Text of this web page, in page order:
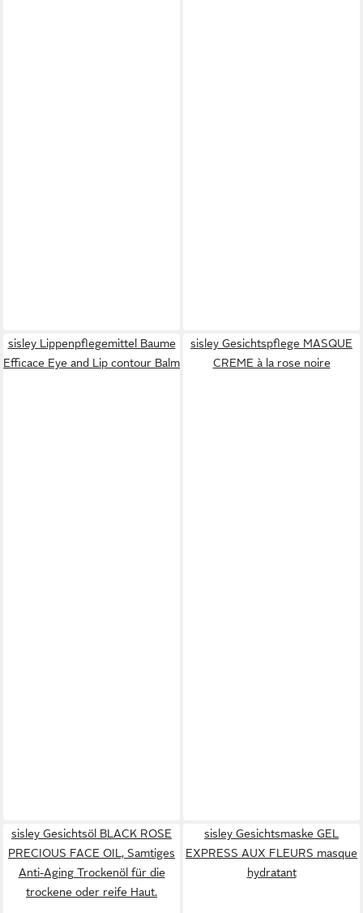
sisley Lippenpflegemittel Baume
Efficace Eye and Lip contour Balm
sisley Gesichtspflege MASQUE
CREME à la rose noire
sisley Gesichtsöl BLACK ROSE
PRECIOUS FACE OIL, Samtiges
Anti-Aging Trockenöl für die
trockene oder reife Haut.
sisley Gesichtsmaske GEL
EXPRESS AUX FLEURS masque
hydratant